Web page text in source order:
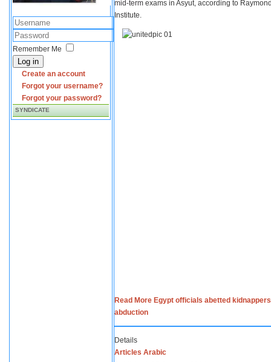
Remember Me
Log in
Create an account
Forgot your username?
Forgot your password?
SYNDICATE
mid-term exams in Asyut, according to
Institute.
Read More Egypt officials abetted
abduction
Details
Articles Arabic